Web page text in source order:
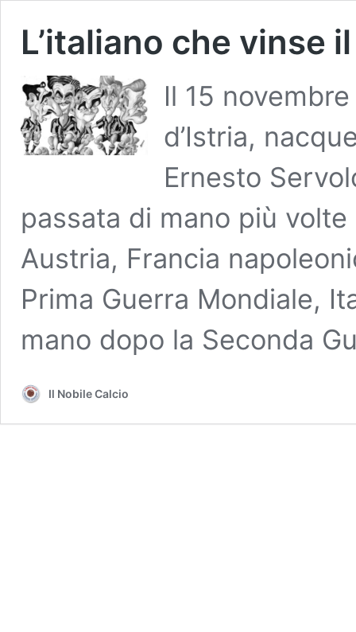
L’italiano che vinse
Il 15
d’Istria,
Ernesto
passata di mano più
Austria, Francia
Prima Guerra Mondiale,
mano dopo la Seconda
Il Nobile Calcio